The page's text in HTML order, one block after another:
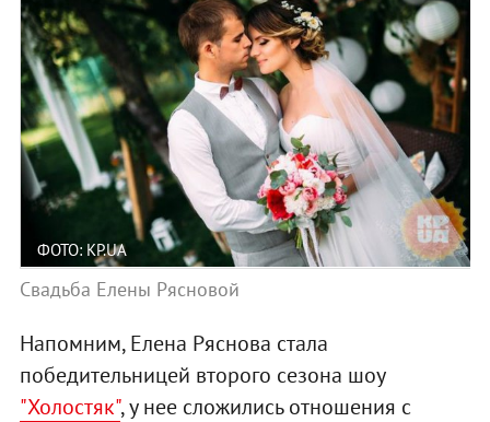
ФОТО: KP.UA
Свадьба Елены Рясновой
Напомним, Елена Ряснова стала
победительницей второго сезона шоу
"Холостяк", у нее сложились отношения с